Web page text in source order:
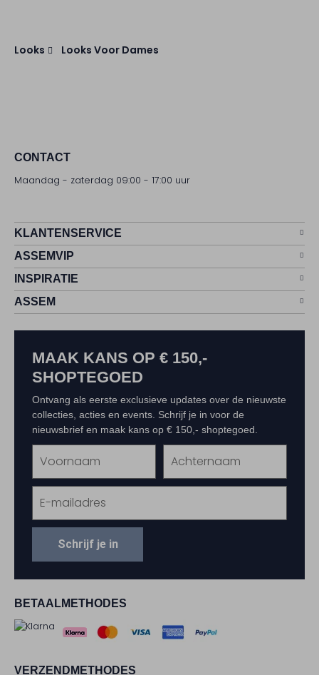
Looks Looks Voor Dames
CONTACT
Maandag - zaterdag 09:00 - 17:00 uur
KLANTENSERVICE
ASSEMVIP
INSPIRATIE
ASSEM
BETAALMETHODES
VERZENDMETHODES
MAAK KANS OP € 150,-
SHOPTEGOED
Ontvang als eerste exclusieve updates over de nieuwste
collecties, acties en events. Schrijf je in voor de
nieuwsbrief en maak kans op € 150,- shoptegoed.
Schrijf je in